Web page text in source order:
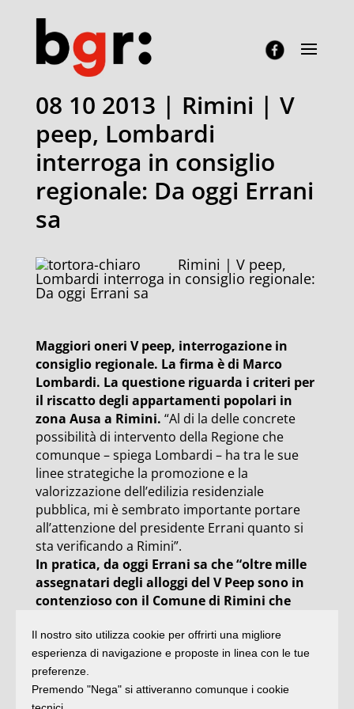
08 10 2013 | Rimini | V
peep, Lombardi
interroga in consiglio
regionale: Da oggi Errani
sa
Rimini | V peep,
Lombardi interroga in consiglio regionale:
Da oggi Errani sa
Maggiori oneri V peep, interrogazione in
consiglio regionale. La firma è di Marco
Lombardi. La questione riguarda i criteri per
il riscatto degli appartamenti popolari in
zona Ausa a Rimini. “Al di la delle concrete
possibilità di intervento della Regione che
comunque – spiega Lombardi – ha tra le sue
linee strategiche la promozione e la
valorizzazione dell’edilizia residenziale
pubblica, mi è sembrato importante portare
all’attenzione del presidente Errani quanto si
sta verificando a Rimini”.
In pratica, da oggi Errani sa che “oltre mille
assegnatari degli alloggi del V Peep sono in
contenzioso con il Comune di Rimini che
decenni, al fine di non sollevare un
problema che avrebbe potuto minare una
fetta importante del suo consenso
incalzato dalla realtà, l’attuale amministrazione
Il nostro sito utilizza cookie per offrirti una migliore
esperienza di navigazione e proposte in linea con le tue
preferenze.
Premendo "Nega" si attiveranno comunque i cookie